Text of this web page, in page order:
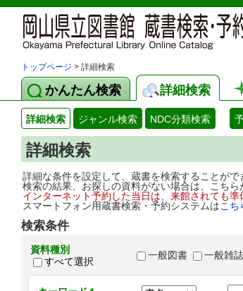
トップページ > 詳細検索
かんたん検索 詳細検索
詳細検索 ジャンル検索 NDC分類検索
詳細検索
詳細な条件を設定して、蔵書を検索することがで
検索の結果、お探しの資料がない場合は、こち
インターネット予約した当日は、来館されても
スマートフォン用蔵書検索・予約システムはこち
検索条件
資料種別
すべて選択
一般図書 一般雑